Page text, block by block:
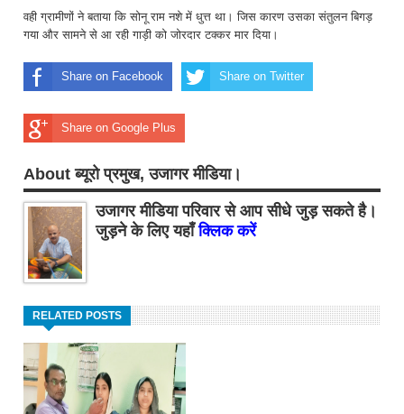
वही ग्रामीणों ने बताया कि सोनू राम नशे में धुत्त था। जिस कारण उसका संतुलन बिगड़
गया और सामने से आ रही गाड़ी को जोरदार टक्कर मार दिया।
Share on Facebook Share on Twitter
Share on Google Plus
About ब्यूरो प्रमुख, उजागर मीडिया।
उजागर मीडिया परिवार से आप सीधे जुड़ सकते है।
जुड़ने के लिए यहाँक्लिक करें
RELATED POSTS